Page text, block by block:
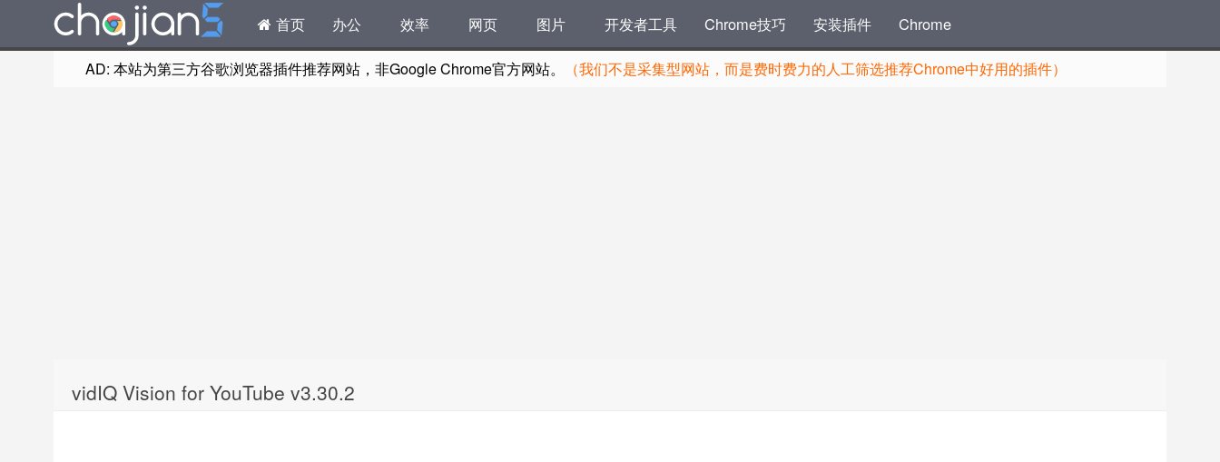
首页 办公 效率 网页 图片 开发者工具 Chrome技巧 安装插件 Chrome
AD: 本站为第三方谷歌浏览器插件推荐网站，非Google Chrome官方网站。 （我们不是采集型网站，而是费时费力的人工筛选推荐Chrome中好用的插件）
vidIQ Vision for YouTube v3.30.2